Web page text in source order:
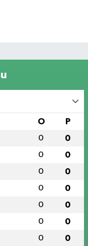
O P
0 0
0 0
0 0
0 0
0 0
0 0
0 0